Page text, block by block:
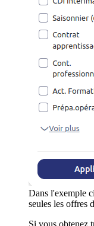
Dans l'exemple
seules les offres
Si vous obtenez